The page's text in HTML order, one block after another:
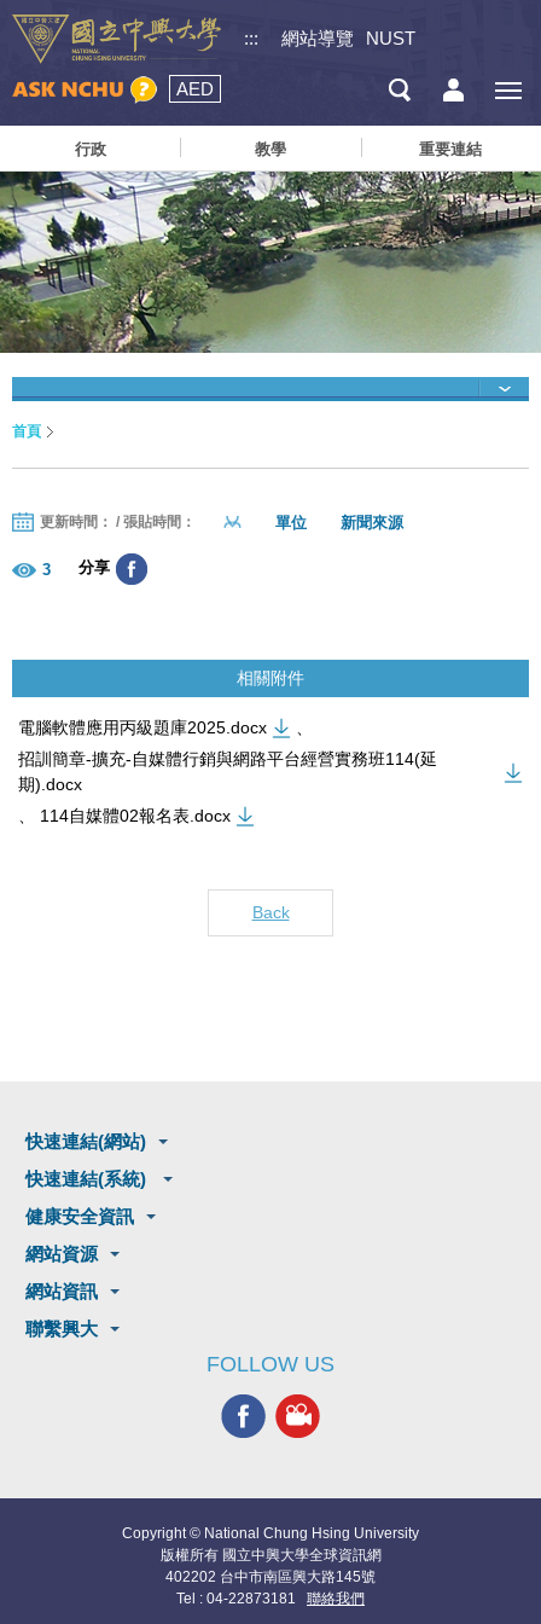
::: 網站導覽 NUST
AED
行政 教學 重要連結
首頁
更新時間： / 張貼時間： 單位 新聞來源
3 分享
相關附件
電腦軟體應用丙級題庫2025.docx
招訓簡章-擴充-自媒體行銷與網路平台經營實務班114(延
期).docx
114自媒體02報名表.docx
Back
快速連結(網站)
快速連結(系統)
健康安全資訊
網站資源
網站資訊
聯繫興大
FOLLOW US
Copyright © National Chung Hsing University
版權所有 國立中興大學全球資訊網
402202 台中市南區興大路145號
Tel : 04-22873181 聯絡我們